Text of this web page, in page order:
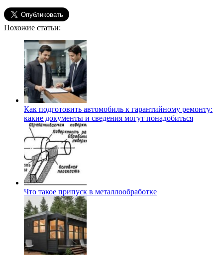
Похожие статьи:
Как подготовить автомобиль к гарантийному ремонту:
какие документы и сведения могут понадобиться
Что такое припуск в металлообработке